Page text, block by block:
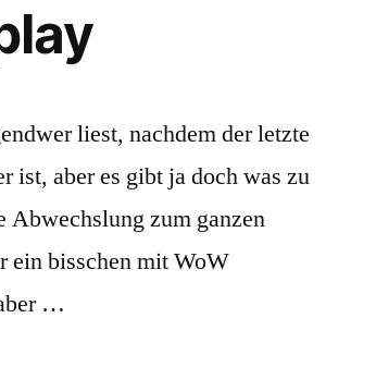
liest, nachdem der letzte
ist, aber es gibt ja doch was zu
Abwechslung zum ganzen
ein bisschen mit WoW
…